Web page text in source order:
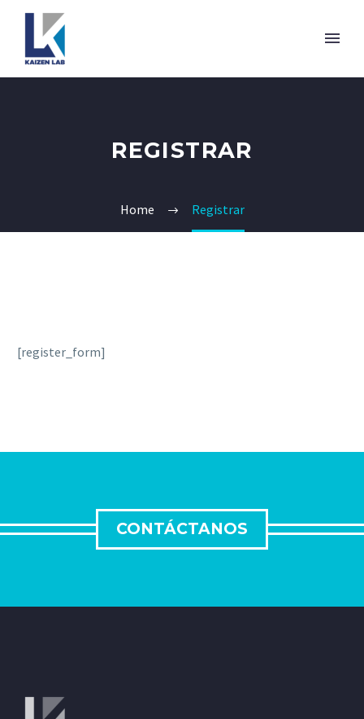
REGISTRAR
Home Registrar
[register_form]
CONTÁCTANOS